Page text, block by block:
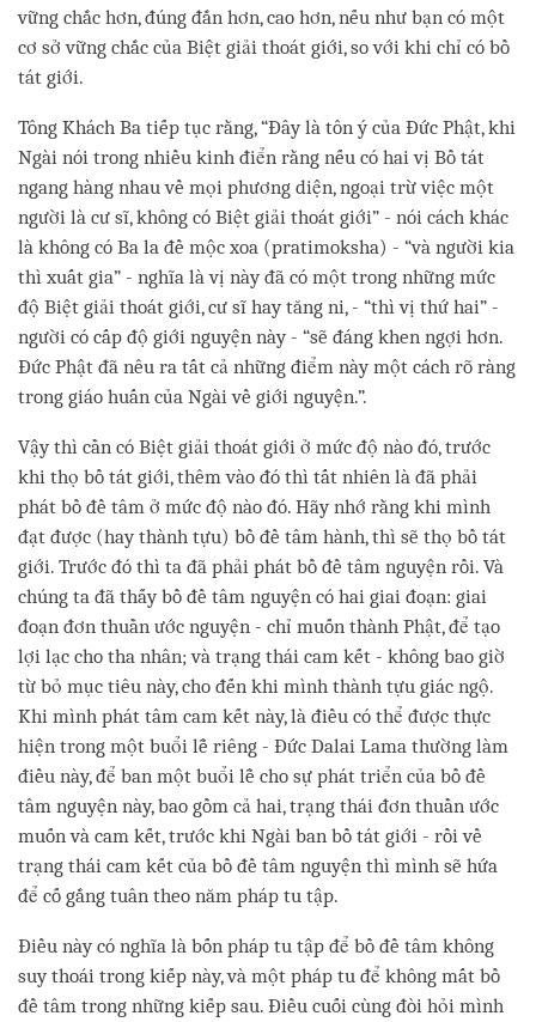
vững chắc hơn, đúng đắn hơn, cao hơn, nếu như bạn có một
cơ sở vững chắc của Biệt giải thoát giới, so với khi chỉ có bồ
tát giới.
Tông Khách Ba tiếp tục rằng, “Đây là tôn ý của Đức Phật, khi
Ngài nói trong nhiều kinh điển rằng nếu có hai vị Bồ tát
ngang hàng nhau về mọi phương diện, ngoại trừ việc một
người là cư sĩ, không có Biệt giải thoát giới” - nói cách khác
là không có Ba la đề mộc xoa (pratimoksha) - “và người kia
thì xuất gia” - nghĩa là vị này đã có một trong những mức
độ Biệt giải thoát giới, cư sĩ hay tăng ni, - “thì vị thứ hai” -
người có cấp độ giới nguyện này - “sẽ đáng khen ngợi hơn.
Đức Phật đã nêu ra tất cả những điểm này một cách rõ ràng
trong giáo huấn của Ngài về giới nguyện.”.
Vậy thì cần có Biệt giải thoát giới ở mức độ nào đó, trước
khi thọ bồ tát giới, thêm vào đó thì tất nhiên là đã phải
phát bồ đề tâm ở mức độ nào đó. Hãy nhớ rằng khi mình
đạt được (hay thành tựu) bồ đề tâm hành, thì sẽ thọ bồ tát
giới. Trước đó thì ta đã phải phát bồ đề tâm nguyện rồi. Và
chúng ta đã thấy bồ đề tâm nguyện có hai giai đoạn: giai
đoạn đơn thuần ước nguyện - chỉ muốn thành Phật, để tạo
lợi lạc cho tha nhân; và trạng thái cam kết - không bao giờ
từ bỏ mục tiêu này, cho đến khi mình thành tựu giác ngộ.
Khi mình phát tâm cam kết này, là điều có thể được thực
hiện trong một buổi lễ riêng - Đức Dalai Lama thường làm
điều này, để ban một buổi lễ cho sự phát triển của bồ đề
tâm nguyện này, bao gồm cả hai, trạng thái đơn thuần ước
muốn và cam kết, trước khi Ngài ban bồ tát giới - rồi về
trạng thái cam kết của bồ đề tâm nguyện thì mình sẽ hứa
để cố gắng tuân theo năm pháp tu tập.
Điều này có nghĩa là bốn pháp tu tập để bồ đề tâm không
suy thoái trong kiếp này, và một pháp tu để không mất bồ
đề tâm trong những kiếp sau. Điều cuối cùng đòi hỏi mình